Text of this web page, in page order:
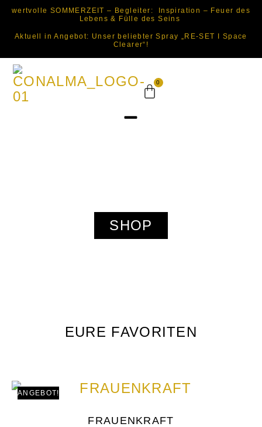
wertvolle SOMMERZEIT – Begleiter: Inspiration – Feuer des
Lebens & Fülle des Seins
Aktuell in Angebot: Unser beliebter Spray „RE-SET I Space
Clearer“!
0
SHOP
EURE FAVORITEN
ANGEBOT!
FRAUENKRAFT